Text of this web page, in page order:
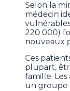
Selon la
médecin
220 000)
nouveaux
Ces
plupart,
famille.
un groupe